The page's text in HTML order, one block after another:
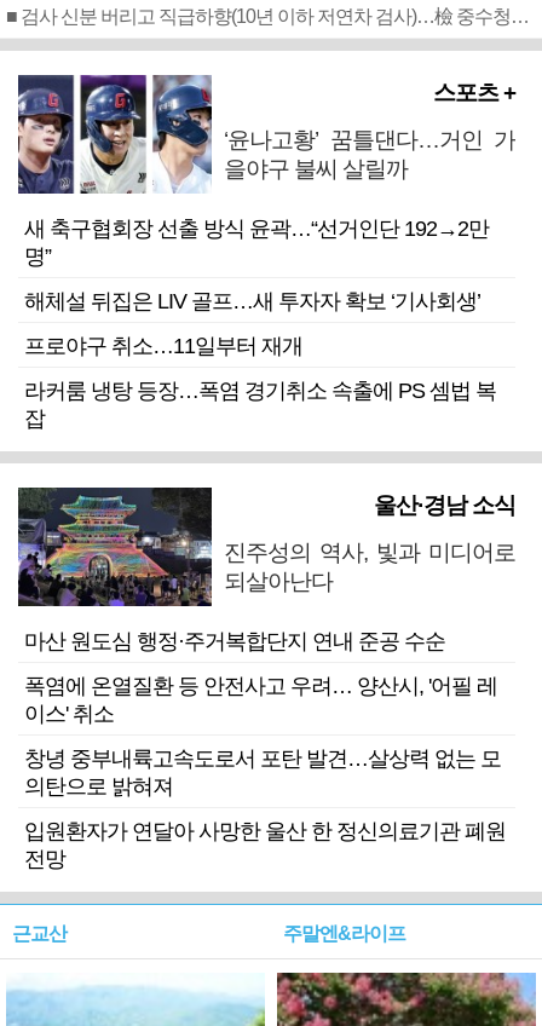
■ 검사 신분 버리고 직급하향(10년 이하 저연차 검사)…檢 중수청행 기피
스포츠 +
‘윤나고황’ 꿈틀댄다…거인 가
을야구 불씨 살릴까
새 축구협회장 선출 방식 윤곽…“선거인단 192→2만
명”
해체설 뒤집은 LIV 골프…새 투자자 확보 ‘기사회생’
프로야구 취소…11일부터 재개
라커룸 냉탕 등장…폭염 경기취소 속출에 PS 셈법 복
잡
울산·경남 소식
진주성의 역사, 빛과 미디어로
되살아난다
마산 원도심 행정·주거복합단지 연내 준공 수순
폭염에 온열질환 등 안전사고 우려… 양산시, '어필 레
이스' 취소
창녕 중부내륙고속도로서 포탄 발견…살상력 없는 모
의탄으로 밝혀져
입원환자가 연달아 사망한 울산 한 정신의료기관 폐원
전망
근교산 주말엔&라이프